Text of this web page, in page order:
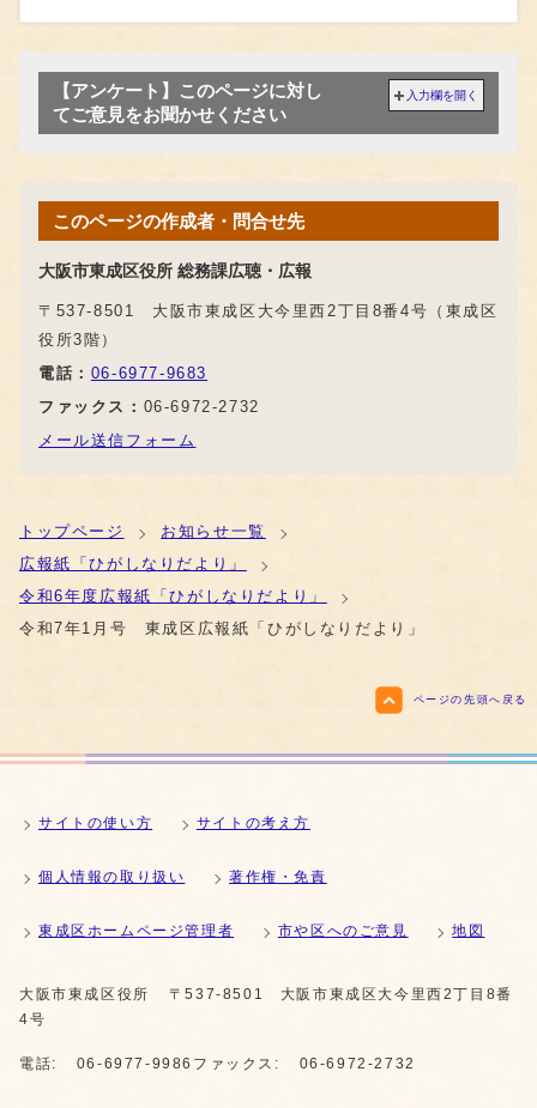
【アンケート】このページに対し
てご意見をお聞かせください
入力欄を開く
このページの作成者・問合せ先
大阪市東成区役所 総務課広聴・広報
〒537-8501 大阪市東成区大今里西2丁目8番4号（東成区
役所3階）
電話： 06-6977-9683
ファックス： 06-6972-2732
メール送信フォーム
トップページ
お知らせ一覧
広報紙「ひがしなりだより」
令和6年度広報紙「ひがしなりだより」
令和7年1月号 東成区広報紙「ひがしなりだより」
ページの先頭へ戻る
サイトの使い方 サイトの考え方
個人情報の取り扱い 著作権・免責
東成区ホームページ管理者 市や区へのご意見 地図
大阪市東成区役所
〒537-8501 大阪市東成区大今里西2丁目8番
4号
電話: 06-6977-9986 ファックス: 06-6972-2732